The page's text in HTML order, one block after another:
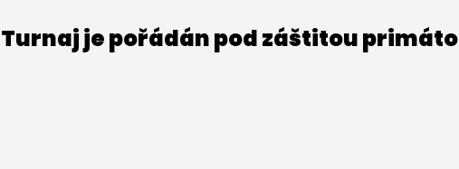
Turnaj je pořádán pod záštitou